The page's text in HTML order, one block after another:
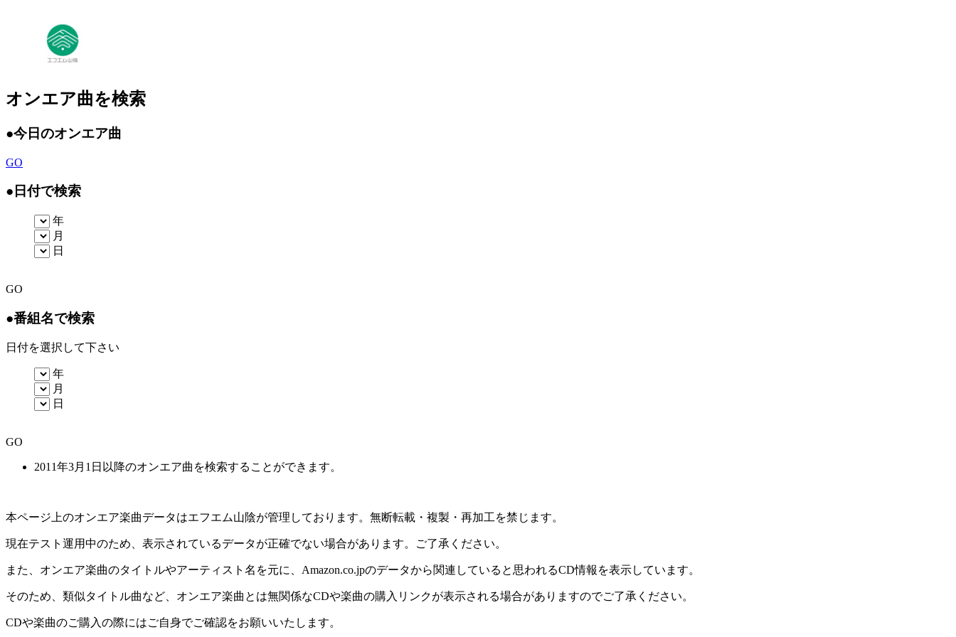
オンエア曲を検索
●今日のオンエア曲
GO
● 日付で検索
年
月
日
GO
●番組名で検索
日付を選択して下さい
年
月
日
GO
2011年3月1日以降のオンエア曲を検索することができます。
本ページ上のオンエア楽曲データはエフエム山陰が管理しております。無断転載・複製・再加工を禁じます。
現在テスト運用中のため、表示されているデータが正確でない場合があります。ご了承ください。
また、オンエア楽曲のタイトルやアーティスト名を元に、Amazon.co.jpのデータから関連していると思われるCD情報を表示しています。
そのため、類似タイトル曲など、オンエア楽曲とは無関係なCDや楽曲の購入リンクが表示される場合がありますのでご了承ください。
CDや楽曲のご購入の際にはご自身でご確認をお願いいたします。